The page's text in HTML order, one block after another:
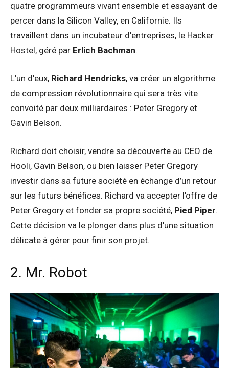
quatre programmeurs vivant ensemble et essayant de
percer dans la Silicon Valley, en Californie. Ils
travaillent dans un incubateur d’entreprises, le Hacker
Hostel, géré par Erlich Bachman.
L’un d’eux, Richard Hendricks, va créer un algorithme
de compression révolutionnaire qui sera très vite
convoité par deux milliardaires : Peter Gregory et
Gavin Belson.
Richard doit choisir, vendre sa découverte au CEO de
Hooli, Gavin Belson, ou bien laisser Peter Gregory
investir dans sa future société en échange d’un retour
sur les futurs bénéfices. Richard va accepter l’offre de
Peter Gregory et fonder sa propre société, Pied Piper.
Cette décision va le plonger dans plus d’une situation
délicate à gérer pour finir son projet.
2. Mr. Robot